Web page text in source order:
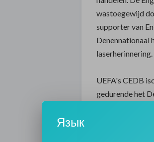
wastoegewijd
supporter van
Denennationaal
laserherinnering.
UEFA's CEDB
gedurende het
devolgers
erachter te
Язык